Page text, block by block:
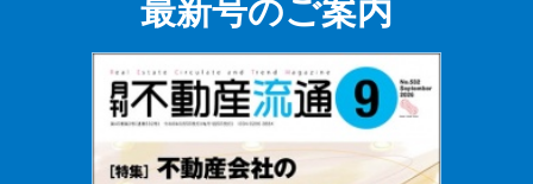
最新号のご案内